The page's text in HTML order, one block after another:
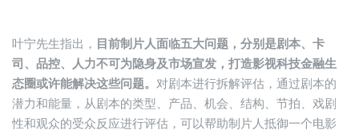
叶宁先生指出， 目前制片人面临五大问题，分别是剧本、卡
司、品控、人力不可为隐身及市场宣发，打造影视科技金融生
态圈或许能解决这些问题。 对剧本进行拆解评估，通过剧本的
潜力和能量，从剧本的类型、产品、机会、结构、节拍、戏剧
性和观众的受众反应进行评估，可以帮助制片人抵御一个电影